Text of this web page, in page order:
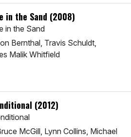
in the Sand (2008)
in the Sand
Bernthal, Travis Schuldt,
Malik Whitfield
(2012)
McGill, Lynn Collins, Michael